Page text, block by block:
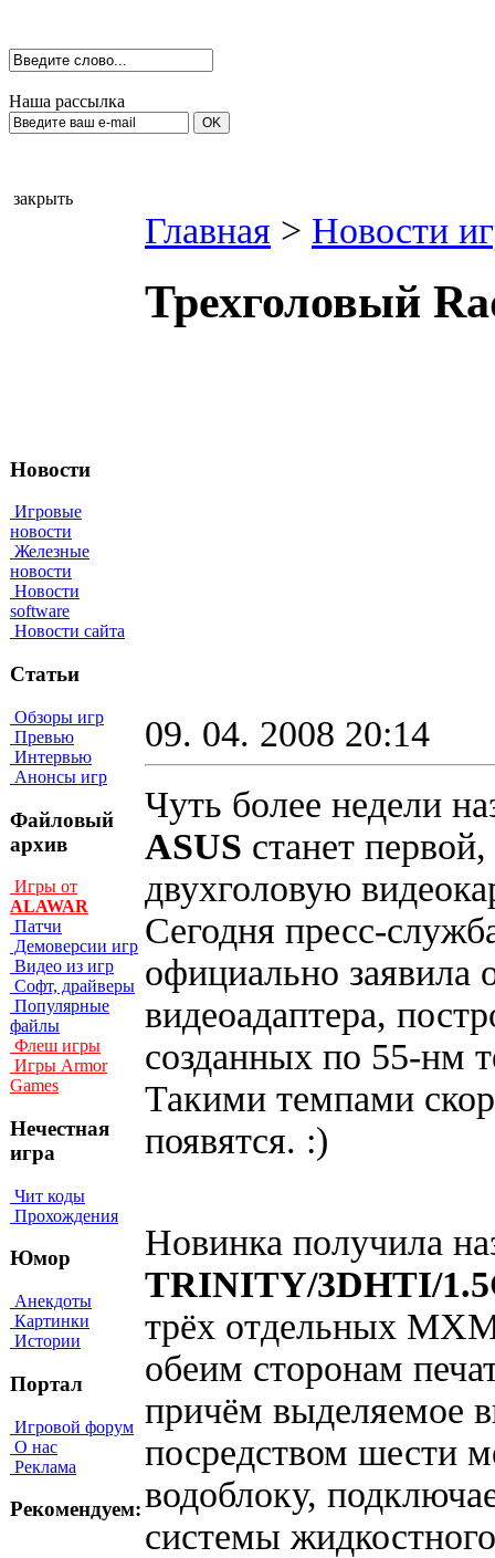
Наша рассылка
закрыть
Новости
Игровые
новости
Железные
новости
Новости
software
Новости сайта
Статьи
Обзоры игр
Превью
Интервью
Анонсы игр
Файловый
архив
Игры от
ALAWAR
Патчи
Демоверсии игр
Видео из игр
Софт, драйверы
Популярные
файлы
Флеш игры
Игры Armor
Games
Нечестная
игра
Чит коды
Прохождения
Юмор
Анекдоты
Картинки
Истории
Портал
Игровой форум
О нас
Реклама
Рекомендуем:
Главная > Новости
Трехголовый
09. 04. 2008 20:14
Чуть более недели
ASUS станет
двухголовую
Сегодня пресс-
официально заявила
видеоадаптера,
созданных по 55-нм
Такими темпами
появятся. :)
Новинка получила
TRINITY/3DHTI/
трёх отдельных
обеим сторонам
причём выделяемое
посредством шести
водоблоку,
системы